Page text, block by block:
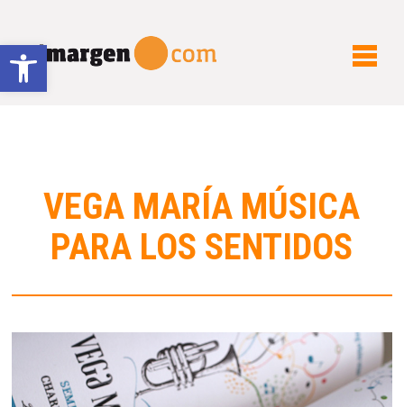
Abrir barra de herramientas
VEGA MARÍA MÚSICA
PARA LOS SENTIDOS